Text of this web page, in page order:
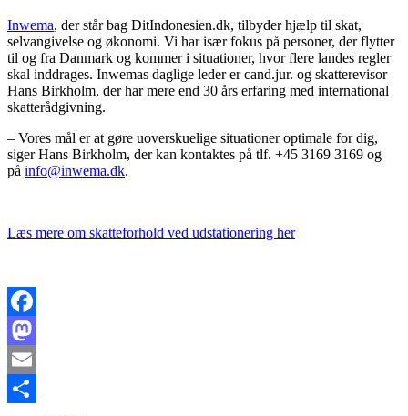
Inwema, der står bag DitIndonesien.dk, tilbyder hjælp til skat,
selvangivelse og økonomi. Vi har især fokus på personer, der flytter
til og fra Danmark og kommer i situationer, hvor flere landes regler
skal inddrages. Inwemas daglige leder er cand.jur. og skatterevisor
Hans Birkholm, der har mere end 30 års erfaring med international
skatterådgivning.
– Vores mål er at gøre uoverskuelige situationer optimale for dig,
siger Hans Birkholm, der kan kontaktes på tlf. +45 3169 3169 og
på info@inwema.dk.
Læs mere om skatteforhold ved udstationering her
Facebook
Mastodon
Email